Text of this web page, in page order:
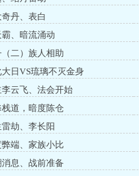
丹、表白
、暗流涌动
二）族人相助
日VS琉璃不灭金身
云飞、法会开始
道，暗度陈仓
劫、李长阳
端、家族小比
息、战前准备